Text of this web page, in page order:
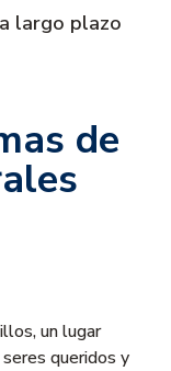
largo plazo
de
un lugar
queridos y